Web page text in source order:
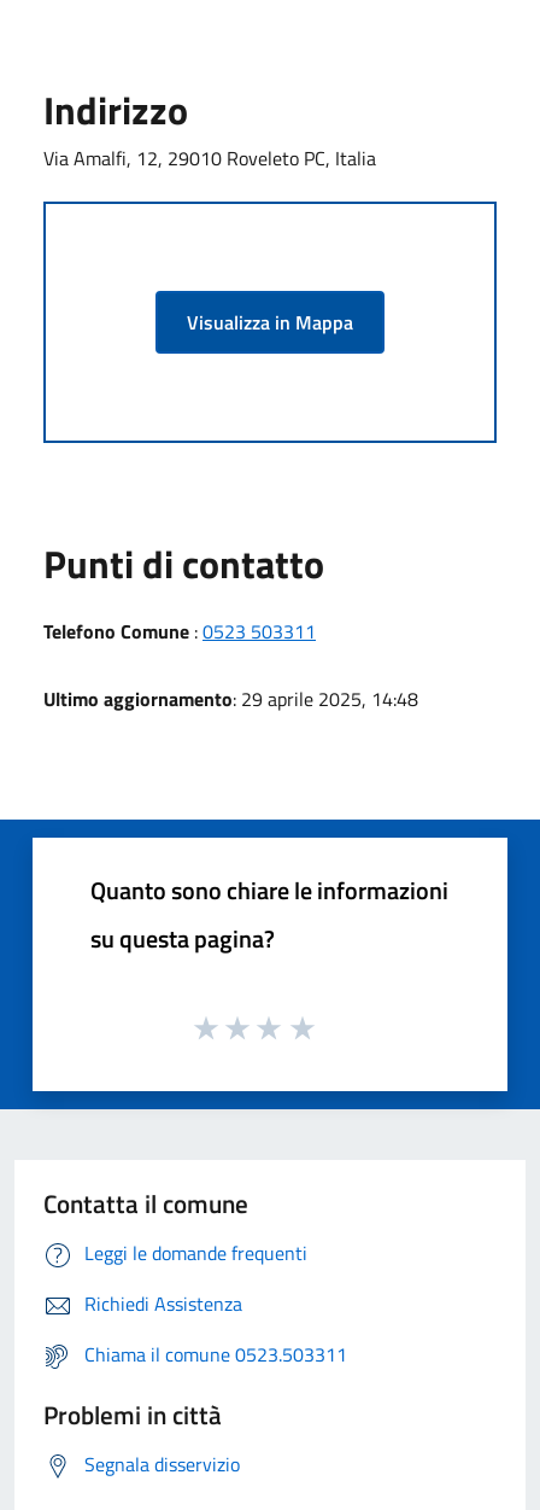
Indirizzo
Via Amalfi, 12, 29010 Roveleto PC, Italia
Visualizza in Mappa
Punti di contatto
Telefono Comune :0523 503311
Ultimo aggiornamento: 29 aprile 2025, 14:48
Quanto sono chiare le informazioni
su questa pagina?
Contatta il comune
Leggi le domande frequenti
Richiedi Assistenza
Chiama il comune 0523.503311
Problemi in città
Segnala disservizio